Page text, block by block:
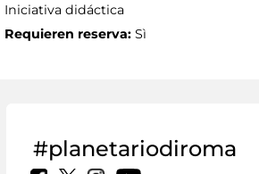
Iniciativa didáctica
Requieren reserva: Sì
#planetariodiroma